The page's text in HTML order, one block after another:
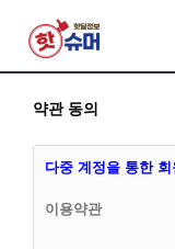
약관 동의
다중 계정을 통한
이용약관